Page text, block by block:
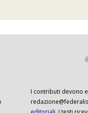
I contributi devono